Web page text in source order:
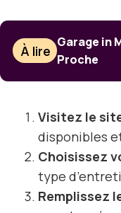
À lire
Garage in
Proche
Visitez le
disponibles
Choisissez
type
Remplissez